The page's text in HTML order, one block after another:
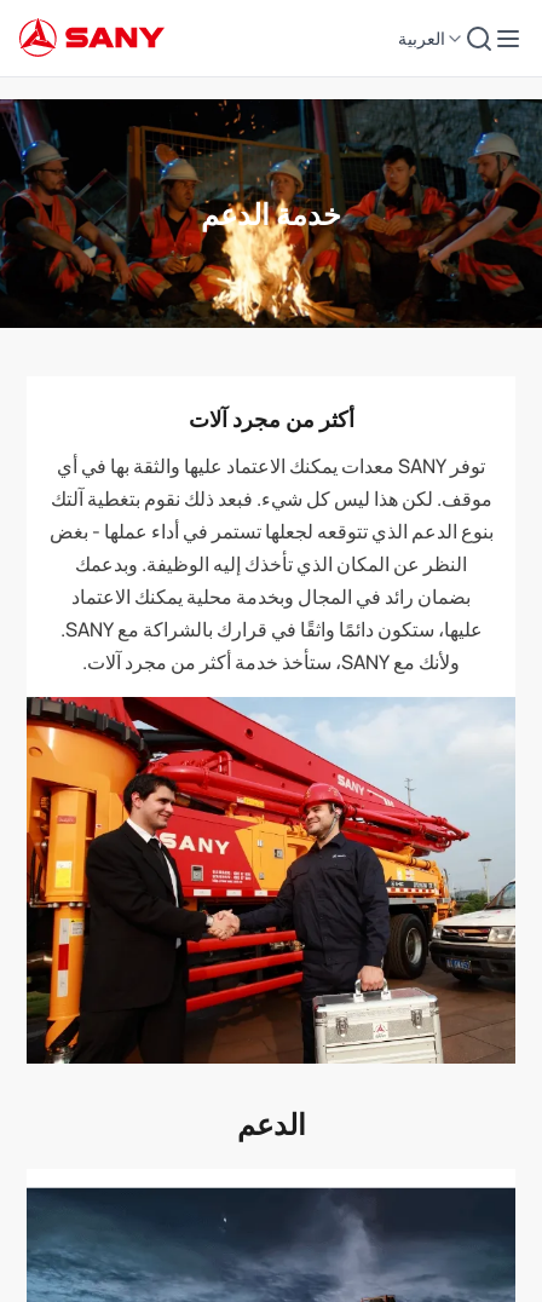
العربية
خدمة الدعم
أكثر من مجرد آلات
توفر SANY معدات يمكنك الاعتماد عليها والثقة بها في أي
موقف. لكن هذا ليس كل شيء. فبعد ذلك نقوم بتغطية آلتك
بنوع الدعم الذي تتوقعه لجعلها تستمر في أداء عملها - بغض
النظر عن المكان الذي تأخذك إليه الوظيفة. وبدعمك
بضمان رائد في المجال وبخدمة محلية يمكنك الاعتماد
عليها، ستكون دائمًا واثقًا في قرارك بالشراكة مع SANY.
ولأنك مع SANY، ستأخذ خدمة أكثر من مجرد آلات.
الدعم